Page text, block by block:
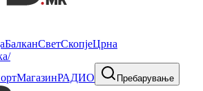
БалканСветСкопјеЦрна
МагазинРАДИО Пребарување